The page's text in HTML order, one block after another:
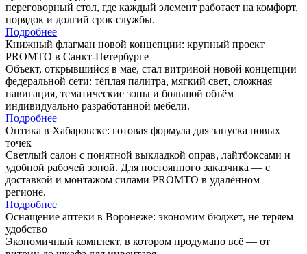
переговорный стол, где каждый элемент работает на комфорт,
порядок и долгий срок службы.
Подробнее
Книжный флагман новой концепции: крупный проект
PROMTO в Санкт-Петербурге
Объект, открывшийся в мае, стал витриной новой концепции
федеральной сети: тёплая палитра, мягкий свет, сложная
навигация, тематические зоны и большой объём
индивидуально разработанной мебели.
Подробнее
Оптика в Хабаровске: готовая формула для запуска новых
точек
Светлый салон с понятной выкладкой оправ, лайтбоксами и
удобной рабочей зоной. Для постоянного заказчика — с
доставкой и монтажом силами PROMTO в удалённом
регионе.
Подробнее
Оснащение аптеки в Воронеже: экономим бюджет, не теряем
удобство
Экономичный комплект, в котором продумано всё — от